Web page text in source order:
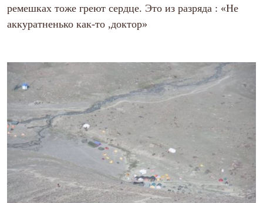
Дилерам
Стать дилером
Корпоративным клиентам
Где купить
ремешках тоже греют сердце. Это из разряда : «Не
аккуратненько как-то ,доктор»